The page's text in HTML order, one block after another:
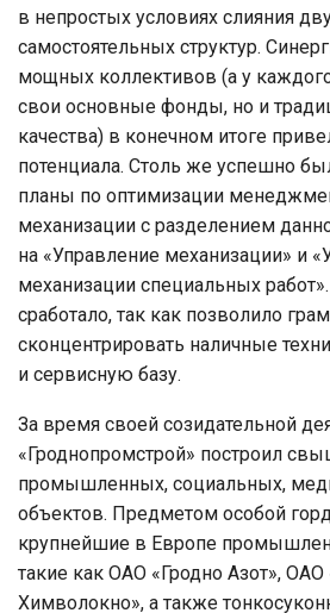
в непростых условиях слияния
самостоятельных структур.
мощных коллективов (а у
свои основные фонды, но и
качества) в конечном итоге
потенциала. Столь же успешно
планы по оптимизации
механизации с разделением
на «Управление механизации» и
механизации специальных
сработало, так как позволило
сконцентрировать наличные
и сервисную базу.
За время своей созидательной
«Гроднопромстрой» построил
промышленных, социальных,
объектов. Предметом особой
крупнейшие в Европе
такие как ОАО «Гродно Азот», ОАО
Химволокно», а также